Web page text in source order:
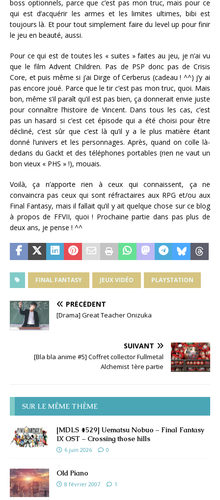
boss optionnels, parce que c’est pas mon truc, mais pour ce
qui est d’acquérir les armes et les limites ultimes, bibi est
toujours là. Et pour tout simplement faire du level up pour finir
le jeu en beauté, aussi.
Pour ce qui est de toutes les « suites » faites au jeu, je n’ai vu
que le film Advent Children. Pas de PSP donc pas de Crisis
Core, et puis même si j’ai Dirge of Cerberus (cadeau ! ^^) j’y ai
pas encore joué. Parce que le tir c’est pas mon truc, quoi. Mais
bon, même s’il paraît qu’il est pas bien, ça donnerait envie juste
pour connaître l’histoire de Vincent. Dans tous les cas, c’est
pas un hasard si c’est cet épisode qui a été choisi pour être
décliné, c’est sûr que c’est là qu’il y a le plus matière étant
donné l’univers et les personnages. Après, quand on colle là-
dedans du Gackt et des téléphones portables (rien ne vaut un
bon vieux « PHS » !), mouais.
Voilà, ça n’apporte rien à ceux qui connaissent, ça ne
convaincra pas ceux qui sont réfractaires aux RPG et/ou aux
Final Fantasy, mais il fallait qu’il y ait quelque chose sur ce blog
à propos de FFVII, quoi ! Prochaine partie dans pas plus de
deux ans, je pense ! ^^
FINAL FANTASY JEUX VIDÉO PLAYSTATION
PRÉCÉDENT
[Drama] Great Teacher Onizuka
SUIVANT
[Bla bla anime #5] Coffret collector Fullmetal
Alchemist 1ère partie
SUR LE MÊME THÈME
[MDLS #529] Uematsu Nobuo – Final Fantasy
IX OST – Crossing those hills
6 juin 2026 0
Old Piano
8 février 2007 1